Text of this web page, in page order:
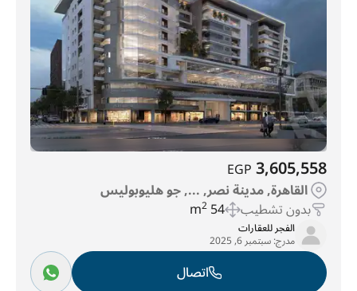
3,605,558
EGP
القاهرة, مدينة نصر, ..., جو هليوبوليس
بدون تشطيب 54 m
2
الفجر للعقارات
مدرج:سبتمبر 6, 2025
اتصال